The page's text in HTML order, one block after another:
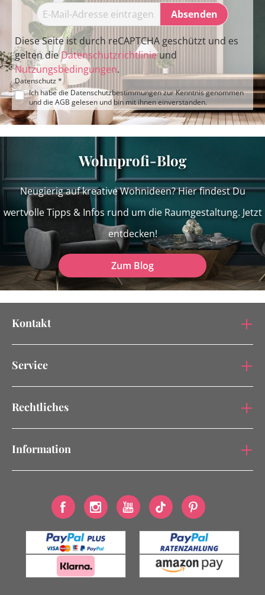
Absenden
Diese Seite ist durch reCAPTCHA geschützt und es
gelten dieDatenschutzrichtlinieund
Nutzungsbedingungen.
Datenschutz *
Ich habe die Datenschutzbestimmungenzur Kenntnis genommen
und die AGB gelesen und bin mit ihnen einverstanden.
Wohnprofi-Blog
Neugierig auf kreative Wohnideen? Hier findest Du
wertvolle Tipps & Infos rund um die Raumgestaltung. Jetzt
entdecken!
Zum Blog
Kontakt
Service
Rechtliches
Information